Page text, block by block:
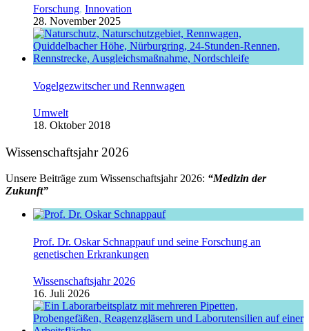
Forschung, Innovation
28. November 2025
Vogelgezwitscher und Rennwagen
Umwelt
18. Oktober 2018
Wissenschaftsjahr 2026
Unsere Beiträge zum Wissenschaftsjahr 2026: “Medizin der
Zukunft”
Prof. Dr. Oskar Schnappauf und seine Forschung an
genetischen Erkrankungen
Wissenschaftsjahr 2026
16. Juli 2026